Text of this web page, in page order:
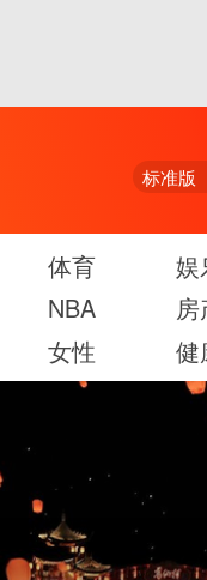
标准版
体育 娱
NBA
女性 健